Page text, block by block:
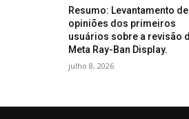
Resumo: Levantamento de
opiniões dos primeiros
usuários sobre a revisão
Meta Ray-Ban Display.
julho 8, 2026